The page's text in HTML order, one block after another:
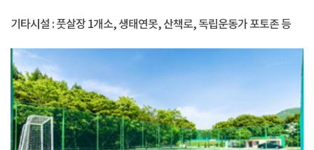
기타시설 : 풋살장 1개소, 생태연못, 산책로, 독립운동가 포토존 등